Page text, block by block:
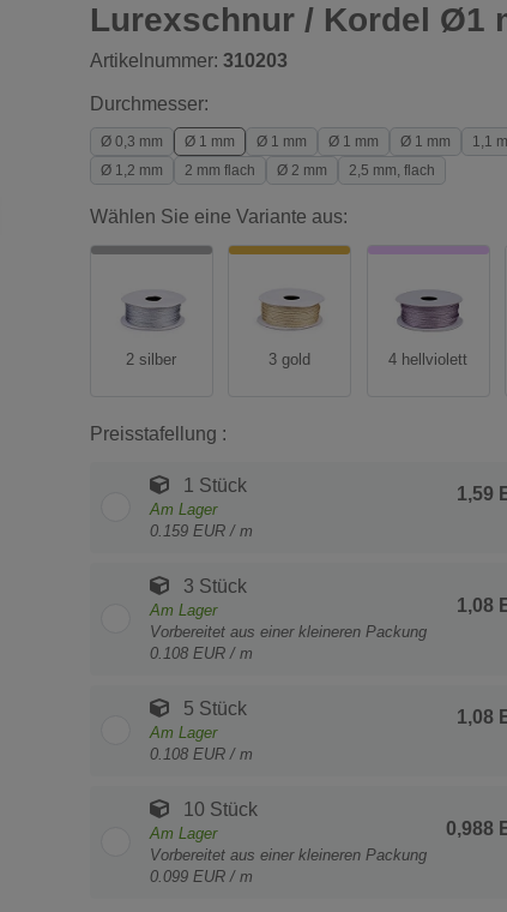
Lurexschnur / Kordel Ø1
Artikelnummer: 310203
Durchmesser:
Ø 0,3 mm Ø 1 mm Ø 1 mm Ø 1 mm Ø 1 mm
1,1
Ø 1,2 mm
2 mm flach Ø 2 mm 2,5 mm, flach
Wählen Sie eine Variante aus:
2 silber 3 gold 4 hellviolett
Preisstafellung :
1 Stück
Am Lager
0.159 EUR / m
1,59
3 Stück
Am Lager
Vorbereitet aus einer kleineren Packung
0.108 EUR / m
1,08
5 Stück
Am Lager
0.108 EUR / m
1,08
10 Stück
Am Lager
Vorbereitet aus einer kleineren Packung
0.099 EUR / m
0,988